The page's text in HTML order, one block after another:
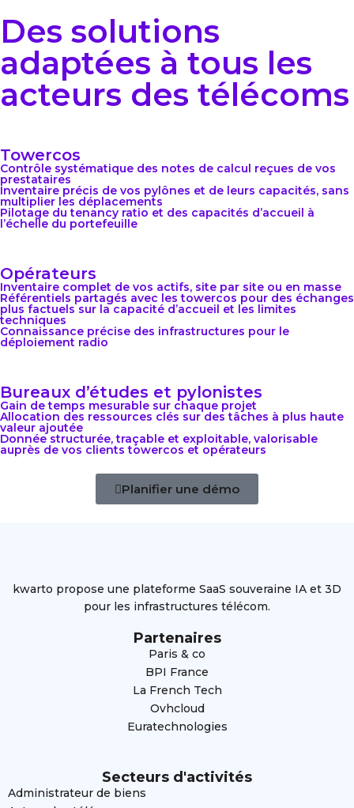
Des solutions
adaptées à tous les
acteurs des télécoms
Towercos
Contrôle systématique des notes de calcul reçues de vos
prestataires
Inventaire précis de vos pylônes et de leurs capacités, sans
multiplier les déplacements
Pilotage du tenancy ratio et des capacités d’accueil à
l’échelle du portefeuille
Opérateurs
Inventaire complet de vos actifs, site par site ou en masse
Référentiels partagés avec les towercos pour des échanges
plus factuels sur la capacité d’accueil et les limites
techniques
Connaissance précise des infrastructures pour le
déploiement radio
Bureaux d’études et pylonistes
Gain de temps mesurable sur chaque projet
Allocation des ressources clés sur des tâches à plus haute
valeur ajoutée
Donnée structurée, traçable et exploitable, valorisable
auprès de vos clients towercos et opérateurs
Planifier une démo
kwarto propose une plateforme SaaS souveraine IA et 3D
pour les infrastructures télécom.
Partenaires
Paris & co
BPI France
La French Tech
Ovhcloud
Euratechnologies
Secteurs d'activités
Administrateur de biens